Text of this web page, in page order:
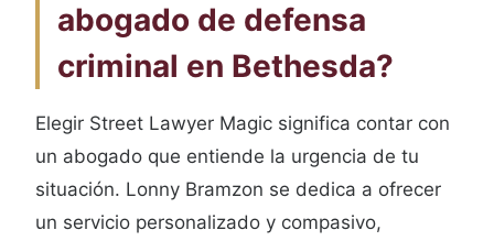
abogado de defensa
criminal en Bethesda?
Elegir Street Lawyer Magic significa contar con
un abogado que entiende la urgencia de tu
situación. Lonny Bramzon se dedica a ofrecer
un servicio personalizado y compasivo,